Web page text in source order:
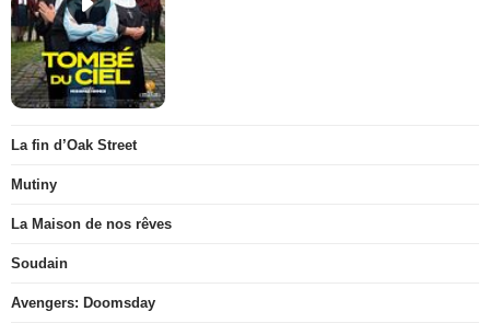
La fin d’Oak Street
Mutiny
La Maison de nos rêves
Soudain
Avengers: Doomsday